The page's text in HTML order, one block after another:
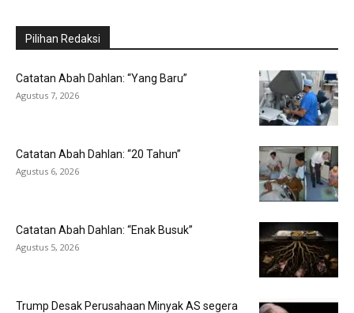
Pilihan Redaksi
Catatan Abah Dahlan: “Yang Baru”
Agustus 7, 2026
Catatan Abah Dahlan: “20 Tahun”
Agustus 6, 2026
Catatan Abah Dahlan: “Enak Busuk”
Agustus 5, 2026
Trump Desak Perusahaan Minyak AS segera